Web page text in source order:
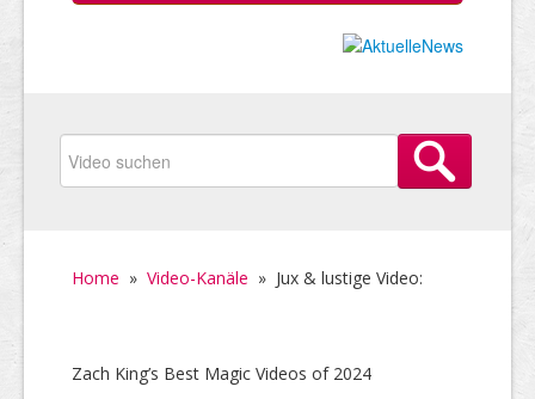
Home » Video-Kanäle » Jux & lustige Video:
Zach King’s Best Magic Videos of 2024